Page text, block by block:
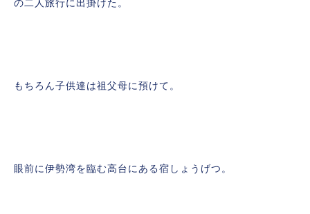
の二人旅行に出掛けた。
もちろん子供達は祖父母に預けて。
眼前に伊勢湾を臨む高台にある宿しょうげつ。